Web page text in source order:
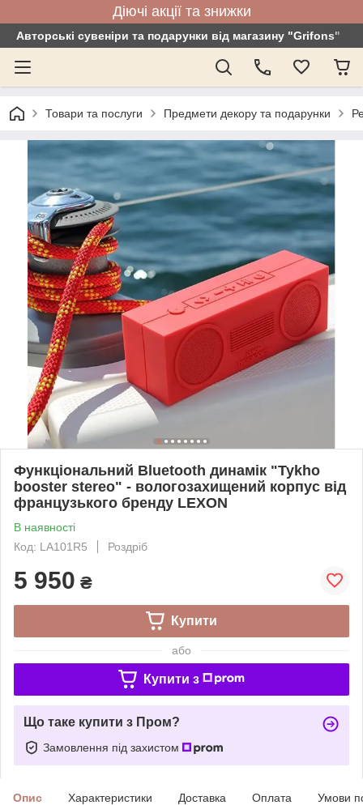
Діючі акції та знижки
Авторські сувеніри та подарунки від магазину "Grifons"
Товари та послуги Предмети декору та подарунки
Функціональний Bluetooth динамік "Tykho
booster stereo" - вологозахищений корпус від
французького бренду LEXON
В наявності
Код: LA101R5
Роздріб
5 950 ₴
Купити
або
Купити з
Що таке купити з Пром?
Замовлення під захистом
Опис Характеристики Доставка Оплата Умови